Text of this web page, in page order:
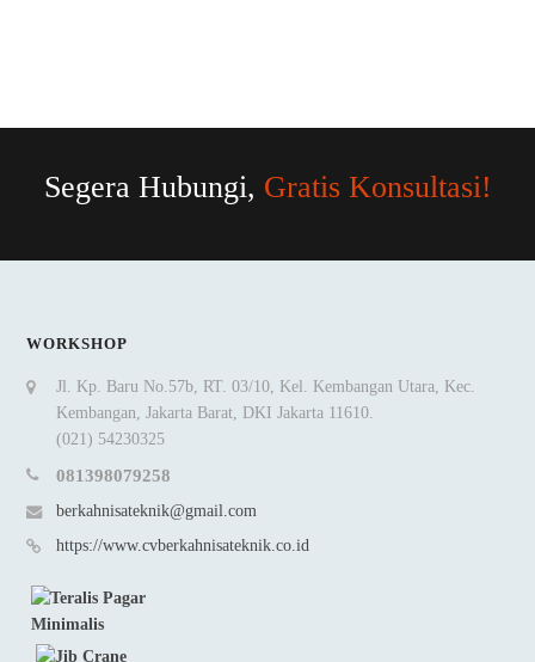
Segera Hubungi, Gratis Konsultasi!
WORKSHOP
Jl. Kp. Baru No.57b, RT. 03/10, Kel. Kembangan Utara, Kec.
Kembangan, Jakarta Barat, DKI Jakarta 11610.
(021) 54230325
081398079258
berkahnisateknik@gmail.com
https://www.cvberkahnisateknik.co.id